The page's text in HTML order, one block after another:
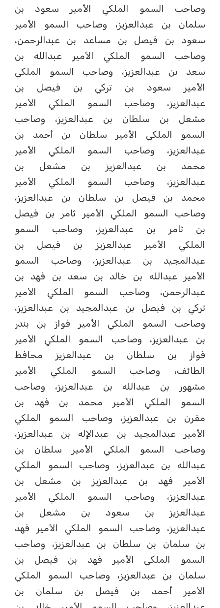
وصاحب السمو الملكي الأمير سعود بن
سلمان بن عبدالعزيز، وصاحب السمو الأمير
سعود بن فيصل بن مساعد بن عبدالرحمن،
وصاحب السمو الملكي الأمير عبدالله بن
سعد بن عبدالعزيز، وصاحب السمو الملكي
الأمير سعود بن تركي بن فيصل بن
عبدالعزيز، وصاحب السمو الملكي الأمير
مشعل بن سلطان بن عبدالعزيز، وصاحب
السمو الملكي الأمير سلطان بن أحمد بن
عبدالعزيز، وصاحب السمو الملكي الأمير
محمد بن عبدالعزيز بن مشعل بن
عبدالعزيز، وصاحب السمو الملكي الأمير
محمد بن فيصل بن سلطان بن عبدالعزيز،
وصاحب السمو الملكي الأمير ثامر بن فيصل
بن ثامر بن عبدالعزيز، وصاحب السمو
الملكي الأمير عبدالعزيز بن فيصل بن
عبدالمجيد بن عبدالعزيز، وصاحب السمو
الأمير عبدالله بن خالد بن سعد بن فهد بن
عبدالرحمن، وصاحب السمو الملكي الأمير
تركي بن فيصل بن عبدالمجيد بن عبدالعزيز،
وصاحب السمو الملكي الأمير فواز بن بندر
بن عبدالعزيز، وصاحب السمو الملكي الأمير
فواز بن سلطان بن عبدالعزيز محافظ
الطائف، وصاحب السمو الملكي الأمير
مشهور بن عبدالله بن عبدالعزيز، وصاحب
السمو الملكي الأمير محمد بن فهد بن
مقرن بن عبدالعزيز، وصاحب السمو الملكي
الأمير عبدالمجيد بن عبدالإله بن عبدالعزيز،
وصاحب السمو الملكي الأمير سلطان بن
عبدالله بن عبدالعزيز، وصاحب السمو الملكي
الأمير فهد بن عبدالعزيز بن مشعل بن
عبدالعزيز، وصاحب السمو الملكي الأمير
عبدالعزيز بن سعود بن مشعل بن
عبدالعزيز، وصاحب السمو الملكي الأمير فهد
بن سلمان بن سلطان بن عبدالعزيز، وصاحب
السمو الملكي الأمير فهد بن فيصل بن
سلمان بن عبدالعزيز، وصاحب السمو الملكي
الأمير أحمد بن فيصل بن سلمان بن